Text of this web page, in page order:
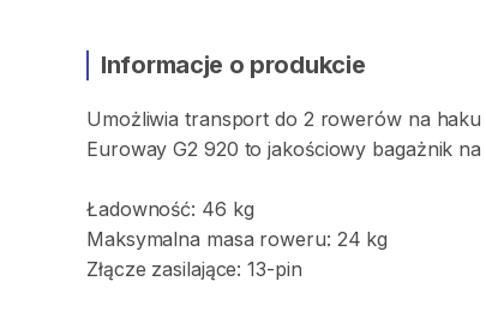
Informacje o produkcie
Umożliwia transport do 2 rowerów na haku
Euroway G2 920 to jakościowy bagażnik na
Ładowność: 46 kg
Maksymalna masa roweru: 24 kg
Złącze zasilające: 13-pin